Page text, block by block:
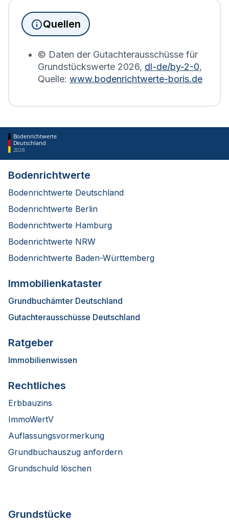
Immobilien, die sich in Breitscheid (Hessen)
befinden, wird die Grundsteuererklärung auf Basis
des Bodenrichtwerts des entsprechenden Jahres
Quellen
© Daten der Gutachterausschüsse für
Grundstückswerte 2026, dl-de/by-2-0,
Quelle: www.bodenrichtwerte-boris.de
Bodenrichtwerte
Deutschland
2026
Bodenrichtwerte
Bodenrichtwerte Deutschland
Bodenrichtwerte Berlin
Bodenrichtwerte Hamburg
Bodenrichtwerte NRW
Bodenrichtwerte Baden-Württemberg
Immobilienkataster
Grundbuchämter Deutschland
Gutachterausschüsse Deutschland
Ratgeber
Immobilienwissen
Rechtliches
Erbbauzins
ImmoWertV
Auflassungsvormerkung
Grundbuchauszug anfordern
Grundschuld löschen
Grundstücke